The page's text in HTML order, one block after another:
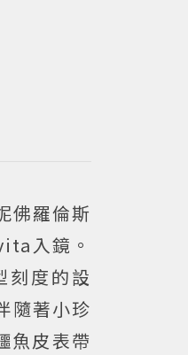
佛羅倫斯
入鏡。
刻度的設
隨著小珍
魚皮表帶